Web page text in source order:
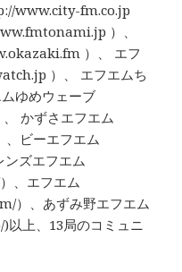
www.city-fm.co.jp
）、
）、 エフ
）、 エフエムち
ゆめウェーブ
かずさエフエム
ビーエフエム
ズエフエム
、エフエム
）、あずみ野エフエム
上、13局のコミュニ